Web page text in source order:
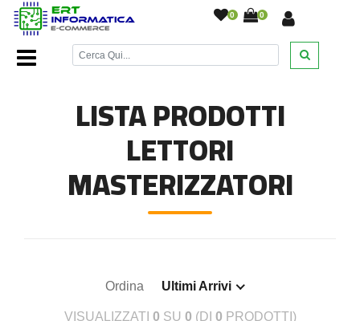
0 0
Home Page/Lettori Masterizzatori/
LISTA PRODOTTI
LETTORI
MASTERIZZATORI
Ordina Ultimi Arrivi
VISUALIZZATI 0 SU 0 (DI 0 PRODOTTI)